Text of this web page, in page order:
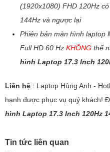
(1920x1080) FHD 120Hz
144Hz và ngược lại
Phiên bản màn hình laptop
Full HD 60 Hz KHÔNG thể
hình Laptop 17.3 Inch
Liên hệ : Laptop Hùng Anh -
hạnh được phục vụ quý khách!
hình Laptop 17.3 Inch 120Hz
Tin tức liên quan